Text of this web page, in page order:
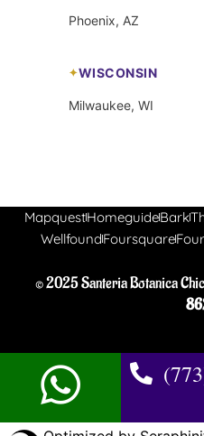
Phoenix, AZ
WISCONSIN
Milwaukee, WI
MapquestHomeguideBark
WellfoundFoursquare
© 2025 Santeria Botanica